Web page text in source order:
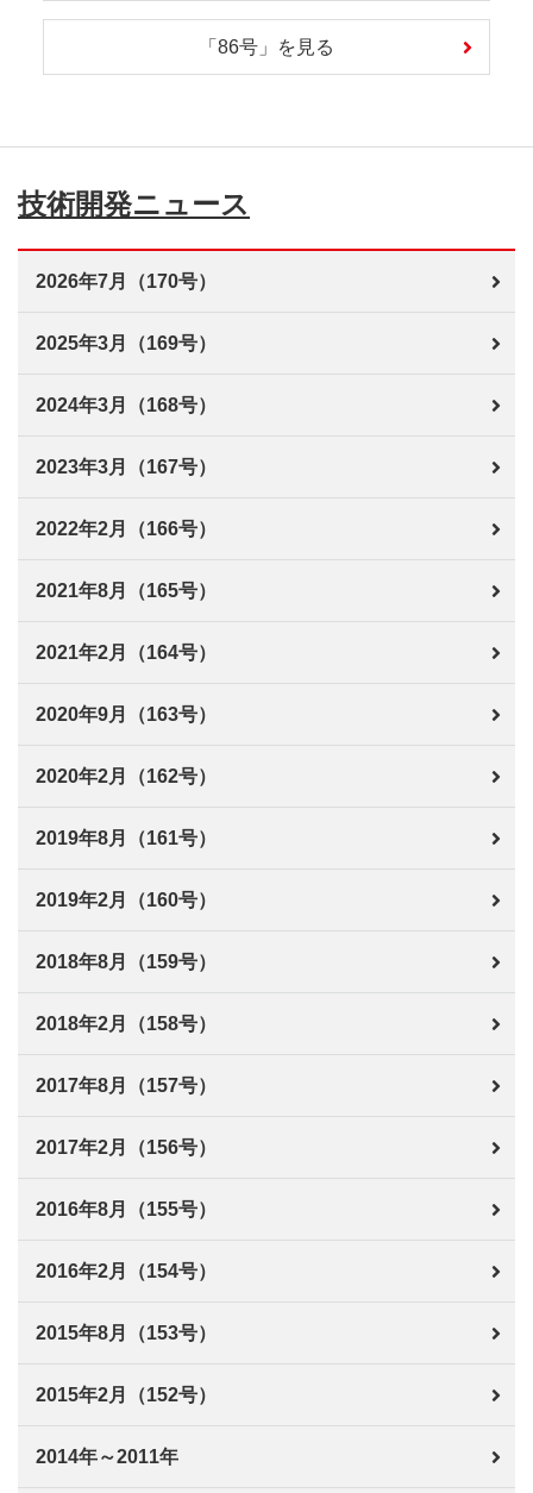
「86号」を見る
技術開発ニュース
2026年7月（170号）
2025年3月（169号）
2024年3月（168号）
2023年3月（167号）
2022年2月（166号）
2021年8月（165号）
2021年2月（164号）
2020年9月（163号）
2020年2月（162号）
2019年8月（161号）
2019年2月（160号）
2018年8月（159号）
2018年2月（158号）
2017年8月（157号）
2017年2月（156号）
2016年8月（155号）
2016年2月（154号）
2015年8月（153号）
2015年2月（152号）
2014年～2011年